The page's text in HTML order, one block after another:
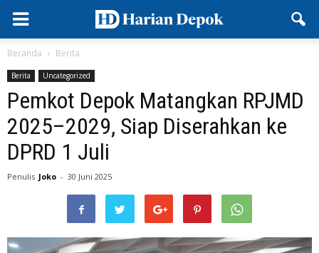
Beranda Berita
Berita Uncategorized
Pemkot Depok Matangkan RPJMD
2025–2029, Siap Diserahkan ke
DPRD 1 Juli
Penulis Joko - 30 Juni 2025